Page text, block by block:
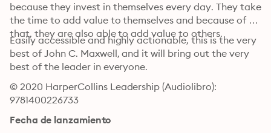
because they invest in themselves every day. They take
the time to add value to themselves and because of
that, they are also able to add value to others.
Easily accessible and highly actionable, this is the very
best of John C. Maxwell, and it will bring out the very
best of the leader in everyone.
© 2020 HarperCollins Leadership (Audiolibro):
9781400226733
Fecha de lanzamiento